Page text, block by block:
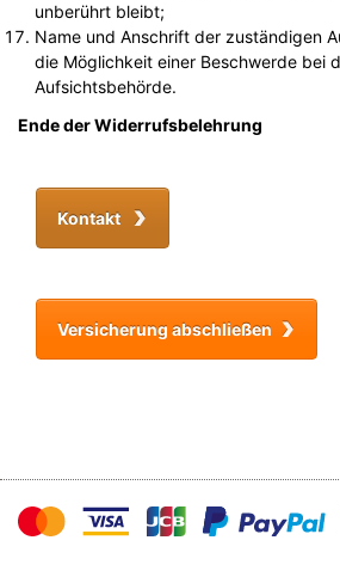
unberührt bleibt;
Name und Anschrift der zuständigen
die Möglichkeit einer Beschwerde bei
Aufsichtsbehörde.
Ende der Widerrufsbelehrung
Kontakt
Versicherung abschließen